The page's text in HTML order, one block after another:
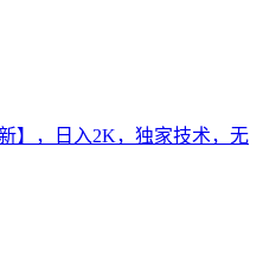
】，日入2K，独家技术，无